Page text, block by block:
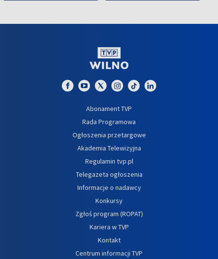
Abonament TVP
Rada Programowa
Ogłoszenia przetargowe
Akademia Telewizyjna
Regulamin tvp.pl
Telegazeta ogłoszenia
Informacje o nadawcy
Konkursy
Zgłoś program (ROPAT)
Kariera w TVP
Kontakt
Centrum informacji TVP